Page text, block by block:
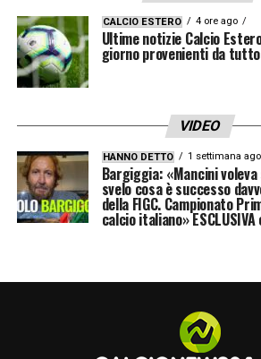
CALCIO ESTERO 4 ore ago
Ultime notizie Calcio
giorno provenienti da
VIDEO
HANNO DETTO 1 settimana ago
Bargiggia: «Mancini voleva
svelo cosa è successo
della FIGC. Campionato
calcio italiano» ESCLUSIVA